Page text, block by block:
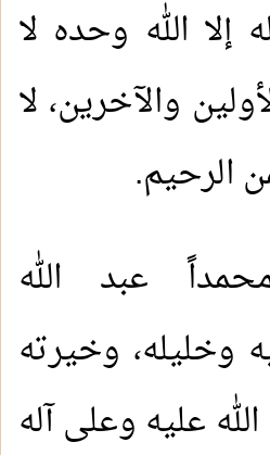
إلا الله وحده لا
والآخرين، لا
الرحيم.
عبد الله
وخليله، وخيرته
عليه وعلى آله